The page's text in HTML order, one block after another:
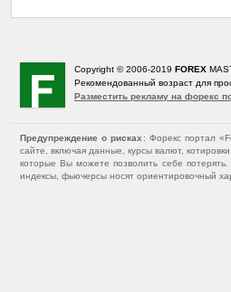
Copyright © 2006-2019 FOREX
Рекомендованный возраст для
Разместить рекламу на форекс
Предупреждение о рисках : Форекс портал
сайте, включая данные, курсы валют,
которые Вы можете позволить себе
индексы, фьючерсы носят ориентировочный